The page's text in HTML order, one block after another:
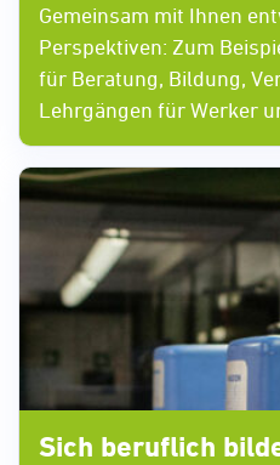
Gemeinsam mit Ihnen
Perspektiven: Zum
für Beratung, Bildung,
Lehrgängen für Werker
Sich beruflich